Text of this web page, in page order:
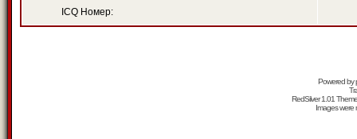
ICQ Номер:
Powered by
RedSilver 1.01
Images were